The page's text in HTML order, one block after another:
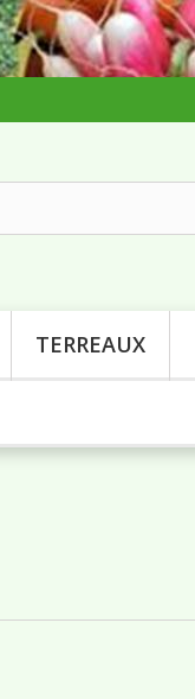
TERREAUX